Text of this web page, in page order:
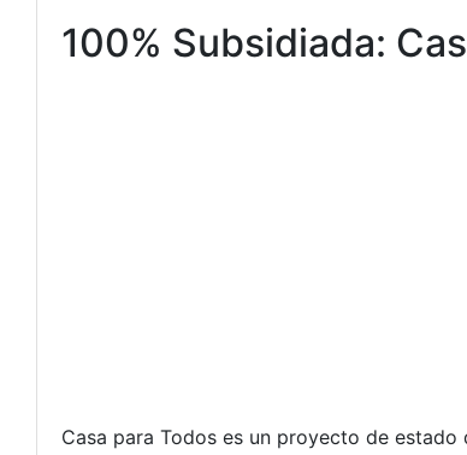
100% Subsidiada:
Casa para Todos es un proyecto de